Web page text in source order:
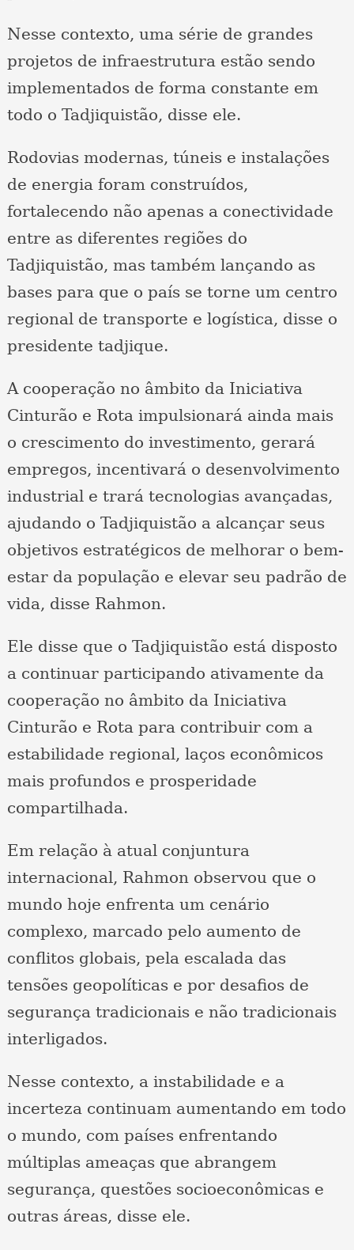
Nesse contexto, uma série de grandes
projetos de infraestrutura estão sendo
implementados de forma constante em
todo o Tadjiquistão, disse ele.
Rodovias modernas, túneis e instalações
de energia foram construídos,
fortalecendo não apenas a conectividade
entre as diferentes regiões do
Tadjiquistão, mas também lançando as
bases para que o país se torne um centro
regional de transporte e logística, disse o
presidente tadjique.
A cooperação no âmbito da Iniciativa
Cinturão e Rota impulsionará ainda mais
o crescimento do investimento, gerará
empregos, incentivará o desenvolvimento
industrial e trará tecnologias avançadas,
ajudando o Tadjiquistão a alcançar seus
objetivos estratégicos de melhorar o bem-
estar da população e elevar seu padrão de
vida, disse Rahmon.
Ele disse que o Tadjiquistão está disposto
a continuar participando ativamente da
cooperação no âmbito da Iniciativa
Cinturão e Rota para contribuir com a
estabilidade regional, laços econômicos
mais profundos e prosperidade
compartilhada.
Em relação à atual conjuntura
internacional, Rahmon observou que o
mundo hoje enfrenta um cenário
complexo, marcado pelo aumento de
conflitos globais, pela escalada das
tensões geopolíticas e por desafios de
segurança tradicionais e não tradicionais
interligados.
Nesse contexto, a instabilidade e a
incerteza continuam aumentando em todo
o mundo, com países enfrentando
múltiplas ameaças que abrangem
segurança, questões socioeconômicas e
outras áreas, disse ele.